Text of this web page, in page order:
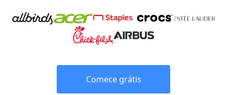
Comece grátis